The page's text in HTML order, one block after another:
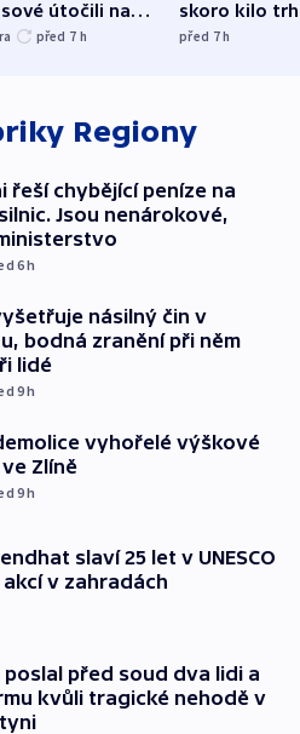
útočili na
hasiče či
před 7 h
skoro kilo
indicie
před 7h
Regiony
řeší chybějící peníze na
Jsou nenárokové,
6h
násilný čin v
bodná zranění při něm
lidé
9h
vyhořelé výškové
Zlíně
9h
slaví 25 let v UNESCO
v zahradách
poslal před soud dva lidi a
kvůli tragické nehodě v